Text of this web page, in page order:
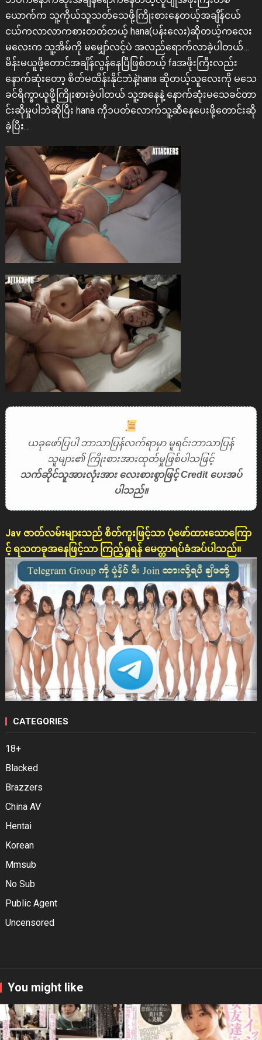
ယောက်က သူ့ကိုယ်သူသတ်သေဖို့ကြိုးစားနေတယ့်အချိန်ငယ်
ငယ်ကလာလာကစားတတ်တယ့် hana(ပန်းလေး)ဆိုတယ့်ကလေး
မလေးက သူ့အိမ်ကို မမျှော်လင့်ပဲ အလည်ရောက်လာခဲ့ပါတယ်…
မိန်းမယူဖို့တောင်အချိန်လွန်နေပြီဖြစ်တယ့် faအဖိုးကြီးလည်း
နောက်ဆုံးတော့ စိတ်မထိန်းနိုင်ဘဲနဲ့hana ဆိုတယ့်သူလေးကို မသေ
ခင်ရိက္ခာယူဖို့ကြိုးစားခဲ့ပါတယ် သူ့အနေနဲ့ နောက်ဆုံးမသေခင်တာ
င်းဆိုမှုပါဘဲဆိုပြီး hana ကို၁ပတ်လောက်သူ့ဆီနေပေးဖို့တောင်းဆို
ခဲ့ပြီး…
ယခုဖော်ပြပါ ဘာသာပြန်လက်ရာမှာ မူရင်းဘာသာပြန်
သူများ၏ ကြိုးစားအားထုတ်မှုဖြစ်ပါသဖြင့်
သက်ဆိုင်သူအားလုံးအား လေးစားစွာဖြင့် Credit ပေးအပ်
ပါသည်။
Jav ဇာတ်လမ်းများသည် စိတ်ကူးဖြင့်သာ ပုံဖော်ထားသောကြော
င့် ရသတခုအနေဖြင့်သာ ကြည့်ရှုရန် မေတ္တာရပ်ခံအပ်ပါသည်။
CATEGORIES
18+
Blacked
Brazzers
China AV
Hentai
Korean
Mmsub
No Sub
Public Agent
Uncensored
You might like